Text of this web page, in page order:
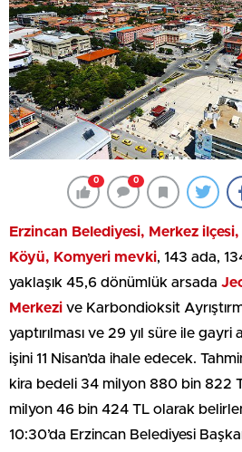
0 0
Erzincan Belediyesi, Merkez
Köyü, Komyeri mevki, 143 ada,
yaklaşık 45,6 dönümlük arsada
Merkezi ve Karbondioksit
yaptırılması ve 29 yıl süre ile
işini 11 Nisan’da ihale edecek.
kira bedeli 34 milyon 880 bin 822
milyon 46 bin 424 TL olarak
10:30’da Erzincan Belediyesi